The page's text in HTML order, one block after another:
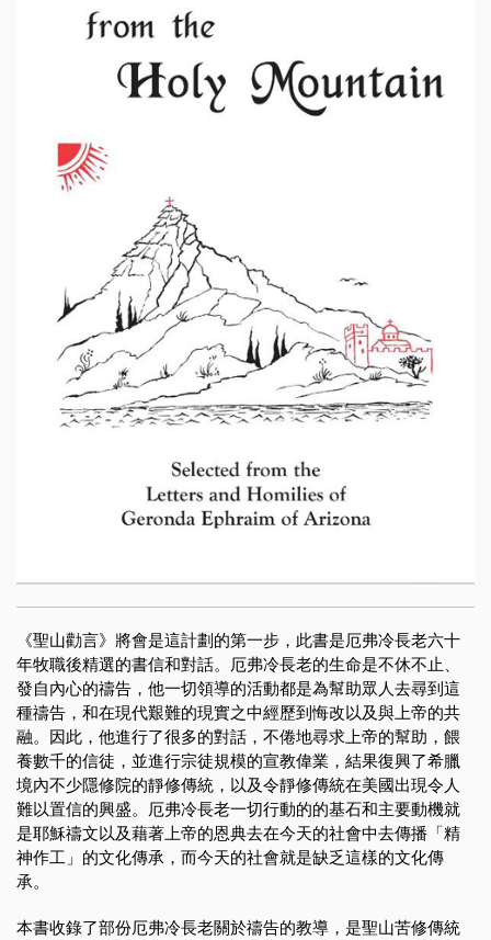
《聖山勸言》將會是這計劃的第一步，此書是厄弗冷長老六十
年牧職後精選的書信和對話。厄弗冷長老的生命是不休不止、
發自內心的禱告，他一切領導的活動都是為幫助眾人去尋到這
種禱告，和在現代艱難的現實之中經歷到悔改以及與上帝的共
融。因此，他進行了很多的對話，不倦地尋求上帝的幫助，餵
養數千的信徒，並進行宗徒規模的宣教偉業，結果復興了希臘
境內不少隱修院的靜修傳統，以及令靜修傳統在美國出現令人
難以置信的興盛。厄弗冷長老一切行動的的基石和主要動機就
是耶穌禱文以及藉著上帝的恩典去在今天的社會中去傳播「精
神作工」的文化傳承，而今天的社會就是缺乏這樣的文化傳
承。
本書收錄了部份厄弗冷長老關於禱告的教導，是聖山苦修傳統